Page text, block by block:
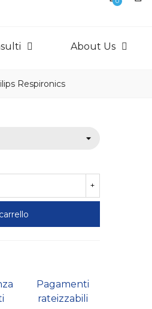
About Us
Respironics
+
Pagamenti
rateizzabili